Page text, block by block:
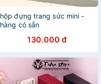
hộp đựng trang sức mini -
hàng có sẵn
130.000 đ